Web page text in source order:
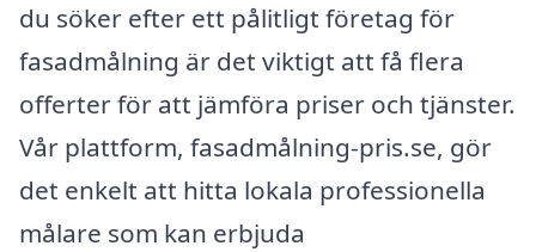
du söker efter ett pålitligt företag för
fasadmålning är det viktigt att få flera
offerter för att jämföra priser och tjänster.
Vår plattform, fasadmålning-pris.se, gör
det enkelt att hitta lokala professionella
målare som kan erbjuda